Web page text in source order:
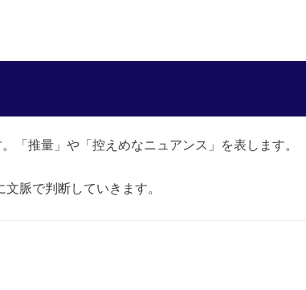
「推量」や「控えめなニュアンス」を表します。
脈で判断していきます。